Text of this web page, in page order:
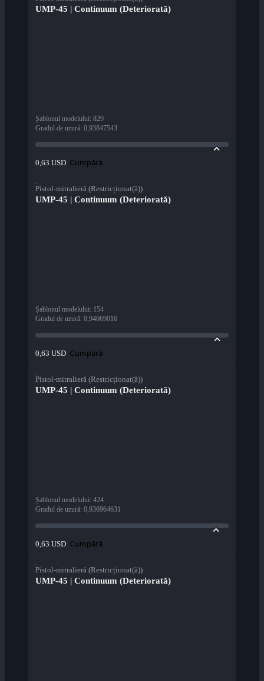
UMP-45 | Continuum (Deteriorată)
Șablonul modelului: 829
Gradul de uzură: 0,93847543
0,63 USD Cumpără
Pistol-mitralieră (Restricționat(ă))
UMP-45 | Continuum (Deteriorată)
Șablonul modelului: 154
Gradul de uzură: 0,94069016
0,63 USD Cumpără
Pistol-mitralieră (Restricționat(ă))
UMP-45 | Continuum (Deteriorată)
Șablonul modelului: 424
Gradul de uzură: 0,936964631
0,63 USD Cumpără
Pistol-mitralieră (Restricționat(ă))
UMP-45 | Continuum (Deteriorată)